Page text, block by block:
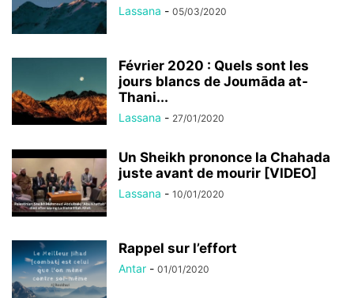
Lassana - 05/03/2020
Février 2020 : Quels sont les
jours blancs de Joumāda at-
Thani...
Lassana - 27/01/2020
Un Sheikh prononce la Chahada
juste avant de mourir [VIDEO]
Lassana - 10/01/2020
Rappel sur l’effort
Antar - 01/01/2020